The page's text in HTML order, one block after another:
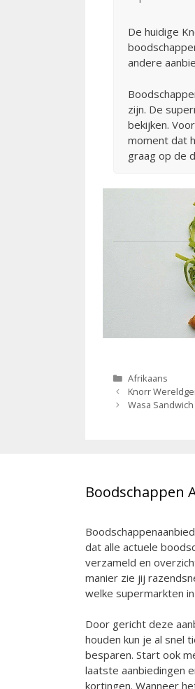
De huidige
andere
zijn. De
bekijken.
moment dat
graag op de
Categorieën
Afrikaans
Berichtnavigatie
Knorr
Wasa
Boodschappen
dat alle actuele
verzameld en
manier zie jij
welke supermarkten
Door gericht deze
houden kun je al snel
besparen. Start ook
laatste aanbiedingen
kortingen. Wanneer